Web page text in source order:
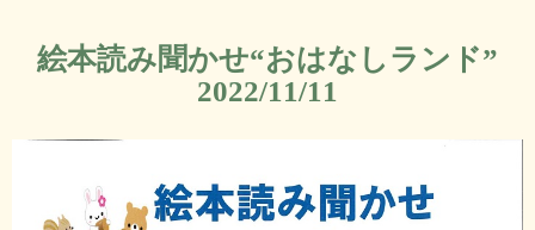
絵本読み聞かせ“おはなしランド”
2022/11/11